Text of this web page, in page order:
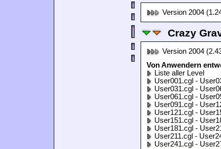
Version 2004
Crazy
Version 2004
Von Anwendern
Liste aller Level
User001.cgl -
User031.cgl -
User061.cgl -
User091.cgl -
User121.cgl -
User151.cgl -
User181.cgl -
User211.cgl -
User241.cgl -